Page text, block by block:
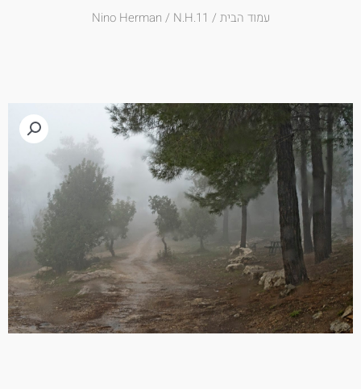
עמוד הבית/
Nino Herman/ N.H.11